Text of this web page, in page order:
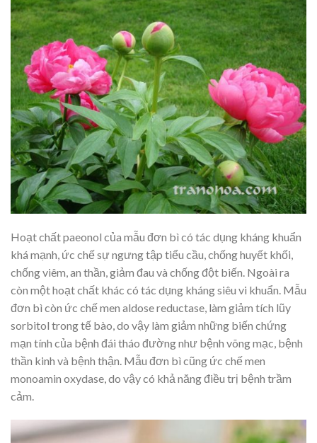
Hoạt chất paeonol của mẫu đơn bì có tác dụng kháng khuẩn
khá mạnh, ức chế sự ngưng tập tiểu cầu, chống huyết khối,
chống viêm, an thần, giảm đau và chống đột biến. Ngoài ra
còn một hoạt chất khác có tác dụng kháng siêu vi khuẩn. Mẫu
đơn bì còn ức chế men aldose reductase, làm giảm tích lũy
sorbitol trong tế bào, do vậy làm giảm những biến chứng
mạn tính của bệnh đái tháo đường như bệnh võng mạc, bệnh
thần kinh và bệnh thận. Mẫu đơn bì cũng ức chế men
monoamin oxydase, do vậy có khả năng điều trị bệnh trầm
cảm.